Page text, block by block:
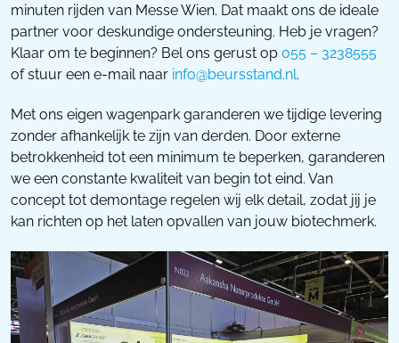
minuten rijden van Messe Wien. Dat maakt ons de ideale
partner voor deskundige ondersteuning. Heb je vragen?
Klaar om te beginnen? Bel ons gerust op 055 – 3238555
of stuur een e-mail naar info@beursstand.nl.
Met ons eigen wagenpark garanderen we tijdige levering
zonder afhankelijk te zijn van derden. Door externe
betrokkenheid tot een minimum te beperken, garanderen
we een constante kwaliteit van begin tot eind. Van
concept tot demontage regelen wij elk detail, zodat jij je
kan richten op het laten opvallen van jouw biotechmerk.